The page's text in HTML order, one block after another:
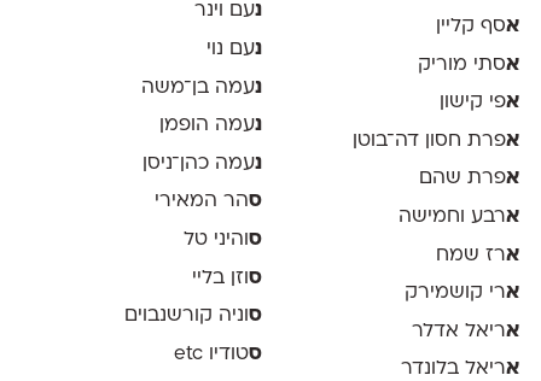
אסף קליין
אסתי מוריק
אפי קישון
אפרת חסון דה־בוטן
אפרת שהם
ארבע וחמישה
ארז שמח
ארי קושמירק
אריאל אדלר
אריאל בלונדר
נעם וינר
נעם נוי
נעמה בן־משה
נעמה הופמן
נעמה כהן־ניסן
סהר המאירי
ס והיני טל
סוזן בליי
ס וניה קורשנבוים
סטודיו etc